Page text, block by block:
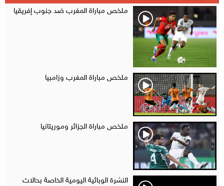
أقراص مهلوسة داخل فضاء للشيشة تستنفر شرطة أكادير 12:48 ملخص مباراة المغرب ضد جنوب إفريقيا
ملخص مباراة المغرب وزامبيا
ملخص مباراة الجزائر وموريتانيا
النشرة الوبائية اليومية الخاصة بحالات